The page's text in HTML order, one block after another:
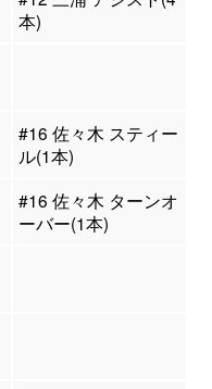
本)
#16 佐々木 スティー
ル(1本)
#16 佐々木 ターンオ
ーバー(1本)